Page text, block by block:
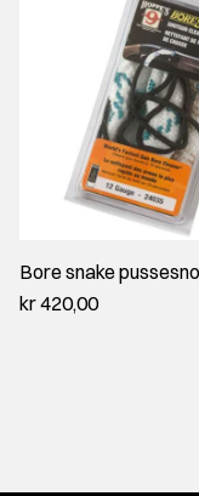
Bore snake
kr 420,00